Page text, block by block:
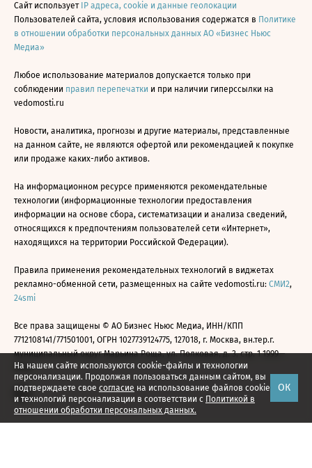
На нашем сайте используются cookie-файлы и технологии
персонализации. Продолжая пользоваться данным сайтом, вы
подтверждаете свое согласие на использование файлов cookie
и технологий персонализации в соответствии с Политикой в
отношении обработки персональных данных.
ОК
Сайт использует IP адреса, cookie и данные геолокации
Пользователей сайта, условия использования содержатся в Политике
в отношении обработки персональных данных АО «Бизнес Ньюс
Медиа»
Любое использование материалов допускается только при
соблюдении правил перепечатки и при наличии гиперссылки на
vedomosti.ru
Новости, аналитика, прогнозы и другие материалы, представленные
на данном сайте, не являются офертой или рекомендацией к покупке
или продаже каких-либо активов.
На информационном ресурсе применяются рекомендательные
технологии (информационные технологии предоставления
информации на основе сбора, систематизации и анализа сведений,
относящихся к предпочтениям пользователей сети «Интернет»,
находящихся на территории Российской Федерации).
Правила применения рекомендательных технологий в виджетах
рекламно-обменной сети, размещенных на сайте vedomosti.ru: СМИ2,
24smi
Все права защищены © АО Бизнес Ньюс Медиа, ИНН/КПП
7712108141/771501001, ОГРН 1027739124775, 127018, г. Москва, вн.тер.г.
муниципальный округ Марьина Роща, ул. Полковая, д. 3, стр. 1 1999—
2026